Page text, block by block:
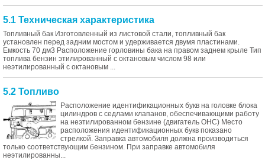
5.1 Техническая характеристика
Топливный бак Изготовленный из листовой стали, топливный бак
установлен перед задним мостом и удерживается двумя пластинами.
Емкость 70 дм3 Расположение горловины бака на правом заднем крыле Тип
топлива бензин этилированный с октановым числом 98 или
неэтилированный с октановым ...
5.2 Топливо
Расположение идентификационных букв на головке блока
цилиндров с седлами клапанов, обеспечивающими работу
на неэтилированном бензине (двигатель ОНС) Место
расположения идентификационных букв показано
стрелкой. Заправка автомобиля должна производиться
только соответствующим бензином. При заправке автомобиля
неэтилированны...